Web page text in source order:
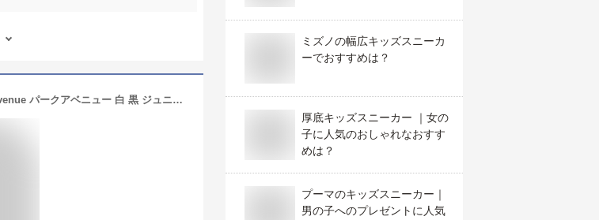
ダンスシューズ キッズ 楽天 男の子 スニーカー 女の子 park avenue パークアベニュー 白 黒 ジュニア 19cm 20cm 21cm 22cm 23cm PA-8132 ハイカット おしゃれ 靴 シューズ ホワイト ブラック
ミズノの幅広キッズスニーカ
ーでおすすめは？
厚底キッズスニーカー ｜女の
子に人気のおしゃれなおすす
めは？
プーマのキッズスニーカー｜
男の子へのプレゼントに人気